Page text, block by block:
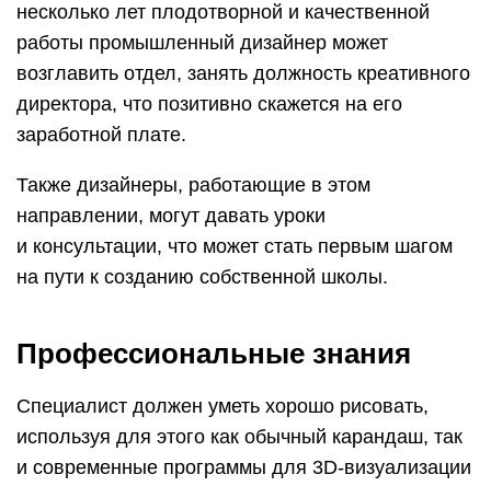
несколько лет плодотворной и качественной
работы промышленный дизайнер может
возглавить отдел, занять должность креативного
директора, что позитивно скажется на его
заработной плате.
Также дизайнеры, работающие в этом
направлении, могут давать уроки
и консультации, что может стать первым шагом
на пути к созданию собственной школы.
Профессиональные знания
Специалист должен уметь хорошо рисовать,
используя для этого как обычный карандаш, так
и современные программы для 3D-визуализации